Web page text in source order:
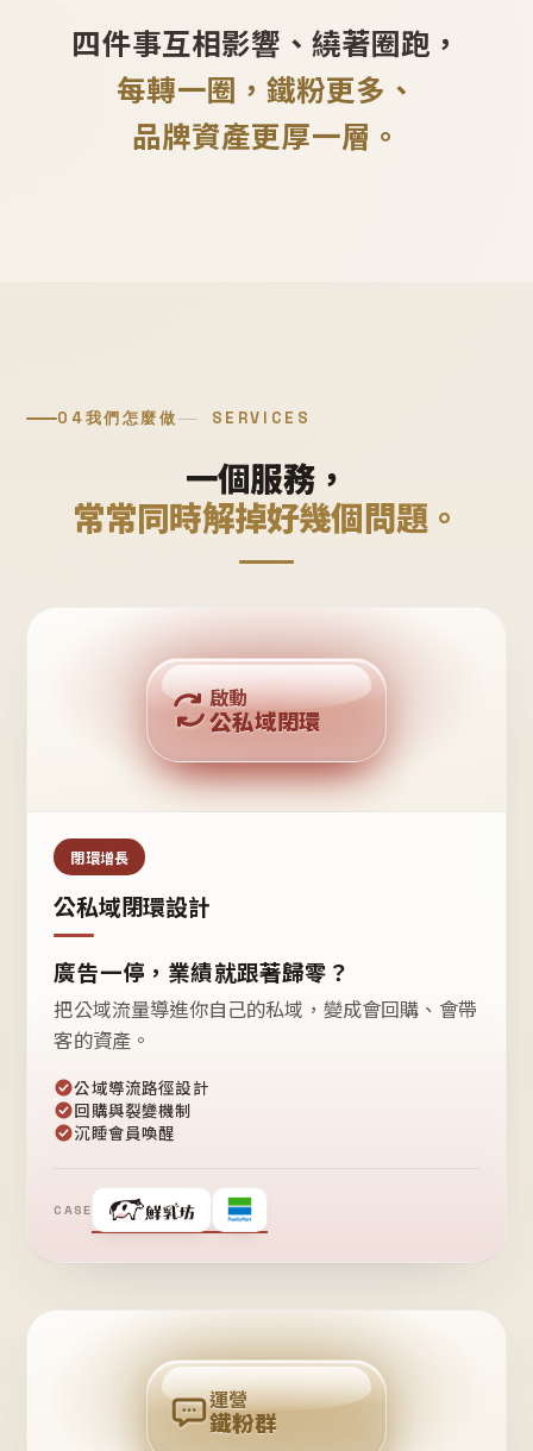
四件事互相影響、繞著圈跑，
每轉一圈，鐵粉更多、
品牌資產更厚一層。
04我們怎麼做 SERVICES
一個服務，
常常同時解掉好幾個問題。
公域流量
私域鐵粉
回購複利
啟動
公私域閉環
閉環增長
公私域閉環設計
廣告一停，業績就跟著歸零？
把公域流量導進你自己的私域，變成會回購、會帶
客的資產。
公域導流路徑設計
回購與裂變機制
沉睡會員喚醒
CASE
❤
粉
回
購
運營
鐵粉群